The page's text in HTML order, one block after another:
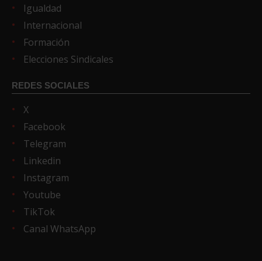
Igualdad
Internacional
Formación
Elecciones Sindicales
REDES SOCIALES
X
Facebook
Telegram
Linkedin
Instagram
Youtube
TikTok
Canal WhatsApp